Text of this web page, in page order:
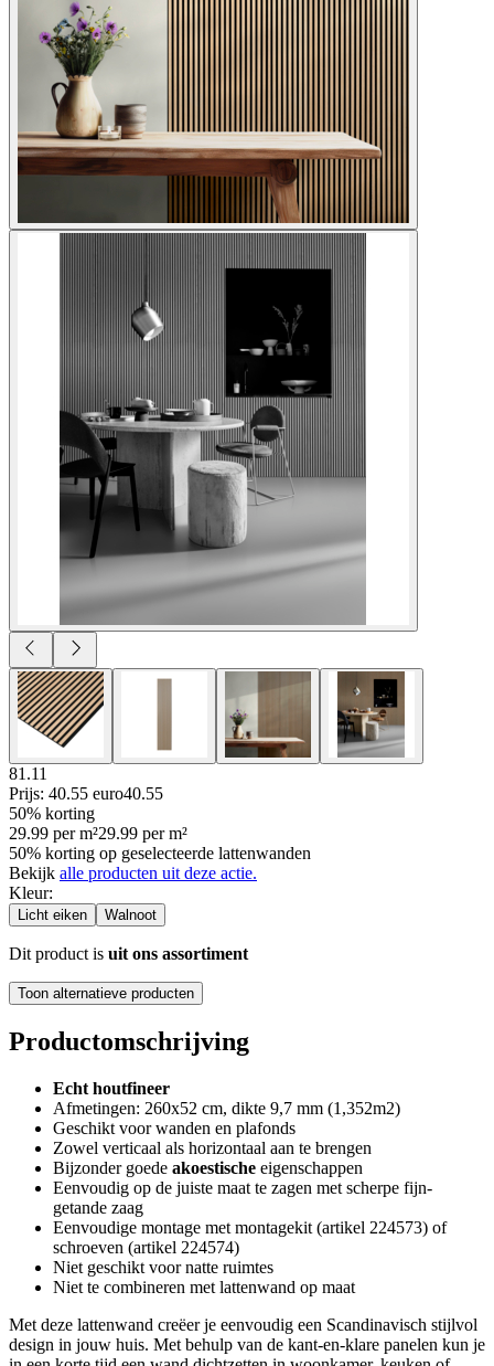
81.11
Prijs: 40.55 euro40.55
50% korting
29.99 per m²29.99 per m²
50% korting op geselecteerde lattenwanden
Bekijk alle producten uit deze actie.
Kleur:
Licht eiken Walnoot
Dit product is uit ons assortiment
Toon alternatieve producten
Productomschrijving
Echt houtfineer
Afmetingen: 260x52 cm, dikte 9,7 mm (1,352m2)
Geschikt voor wanden en plafonds
Zowel verticaal als horizontaal aan te brengen
Bijzonder goede akoestische eigenschappen
Eenvoudig op de juiste maat te zagen met scherpe fijn-
getande zaag
Eenvoudige montage met montagekit (artikel 224573) of
schroeven (artikel 224574)
Niet geschikt voor natte ruimtes
Niet te combineren met lattenwand op maat
Met deze lattenwand creëer je eenvoudig een Scandinavisch stijlvol
design in jouw huis. Met behulp van de kant-en-klare panelen kun je